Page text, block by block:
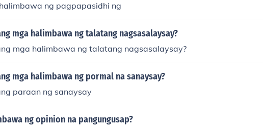
ng pagpapasidhi ng
mga halimbawa ng talatang nagsasalaysay?
mga halimbawa ng talatang nagsasalaysay?
mga halimbawa ng pormal na sanaysay?
paraan ng sanaysay
ng opinion na pangungusap?